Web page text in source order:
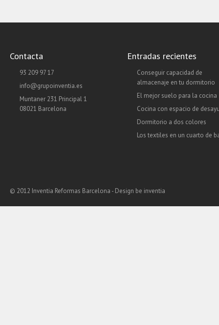
Contacta
93 209 97 17
info@grupoinventia.es
Muntaner 231 Principal 1
08021 Barcelona
Entradas recientes
Conseguir capacidad de
almacenaje en tu dormitorio
El mejor suelo para la cocina
Cocina con espacio de
Dormitorio a dos colores
Los textiles en un cuarto de
© 2012 Inventia Reformas Barcelona - Design be inventia